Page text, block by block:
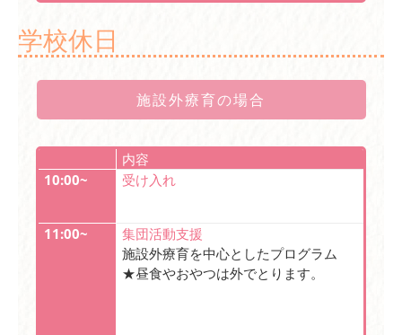
学校休日
施設外療育の場合
内容
10:00~
受け入れ
11:00~
集団活動支援
施設外療育を中心としたプログラム
★昼食やおやつは外でとります。